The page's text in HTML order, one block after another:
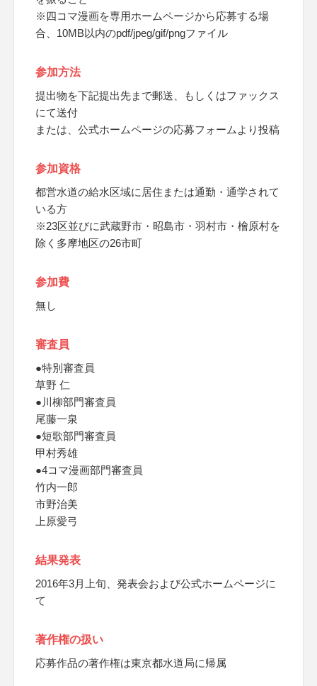
※四コマ漫画を専用ホームページから応募する場
合、10MB以内のpdf/jpeg/gif/pngファイル
参加方法
提出物を下記提出先まで郵送、もしくはファックス
にて送付
または、公式ホームページの応募フォームより投稿
参加資格
都営水道の給水区域に居住または通勤・通学されて
いる方
※23区並びに武蔵野市・昭島市・羽村市・檜原村を
除く多摩地区の26市町
参加費
無し
審査員
●特別審査員
草野 仁
●川柳部門審査員
尾藤一泉
●短歌部門審査員
甲村秀雄
●4コマ漫画部門審査員
竹内一郎
市野治美
上原愛弓
結果発表
2016年3月上旬、発表会および公式ホームページに
て
著作権の扱い
応募作品の著作権は東京都水道局に帰属